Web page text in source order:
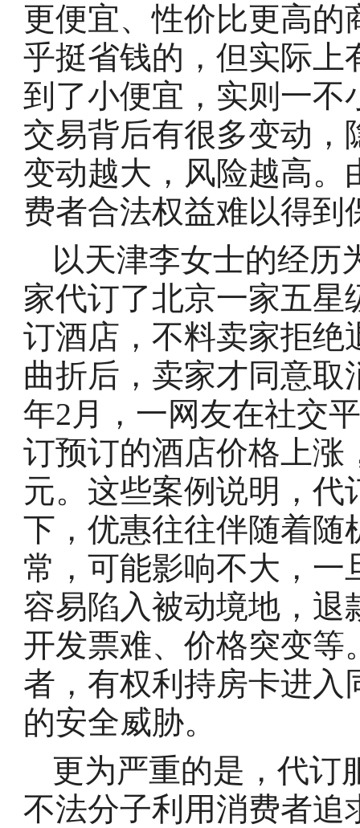
更便宜、性价比更高
乎挺省钱的，但实际上
到了小便宜，实则一不
交易背后有很多变动，
变动越大，风险越高。
费者合法权益难以得到
以天津李女士的经历
家代订了北京一家五
订酒店，不料卖家拒绝
曲折后，卖家才同意
年2月，一网友在社交
订预订的酒店价格上涨
元。这些案例说明，
下，优惠往往伴随着随
常，可能影响不大，一
容易陷入被动境地，退
开发票难、价格突变等
者，有权利持房卡进入
的安全威胁。
更为严重的是，代订
不法分子利用消费者追